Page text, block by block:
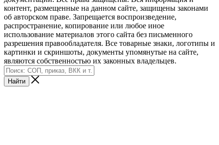
контент, размещенные на данном сайте, защищены законами
об авторском праве. Запрещается воспроизведение,
распространение, копирование или любое иное
использование материалов этого сайта без письменного
разрешения правообладателя. Все товарные знаки, логотипы и
картинки и скриншоты, документы упомянутые на сайте,
являются собственностью их законных владельцев.
Найти